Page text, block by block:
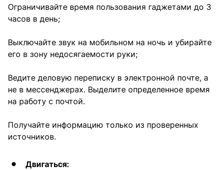
Ограничивайте время пользования гаджетами до 3
часов в день;
Выключайте звук на мобильном на ночь и убирайте
его в зону недосягаемости руки;
Ведите деловую переписку в электронной почте, а
не в мессенджерах. Выделите определенное время
на работу с почтой.
Получайте информацию только из проверенных
источников.
Двигаться: